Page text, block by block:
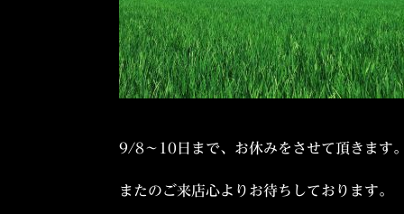
9/8～10日まで、お休みをさせて頂きます
またのご来店心よりお待ちしております。